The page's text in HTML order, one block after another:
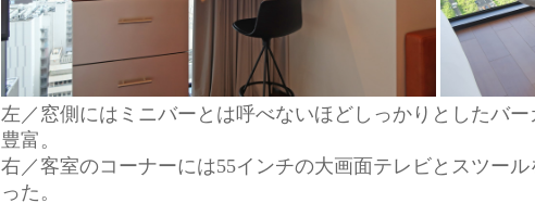
左／窓側にはミニバーとは呼べないほどしっかりとしたバ
豊富。
右／客室のコーナーには55インチの大画面テレビとスツー
った。